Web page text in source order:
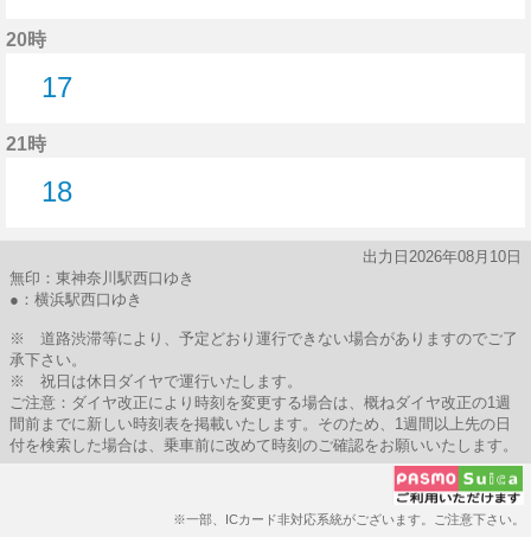
20時
17
21時
18
出力日2026年08月10日
無印：東神奈川駅西口ゆき
●：横浜駅西口ゆき
※ 道路渋滞等により、予定どおり運行できない場合がありますのでご了
承下さい。
※ 祝日は休日ダイヤで運行いたします。
ご注意：ダイヤ改正により時刻を変更する場合は、概ねダイヤ改正の1週
間前までに新しい時刻表を掲載いたします。そのため、1週間以上先の日
付を検索した場合は、乗車前に改めて時刻のご確認をお願いいたします。
※一部、ICカード非対応系統がございます。ご注意下さい。